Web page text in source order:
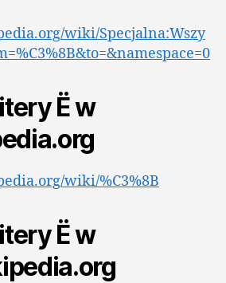
wiki/Specjalna:Wszy
Ë w
wiki/%C3%8B
Ë w